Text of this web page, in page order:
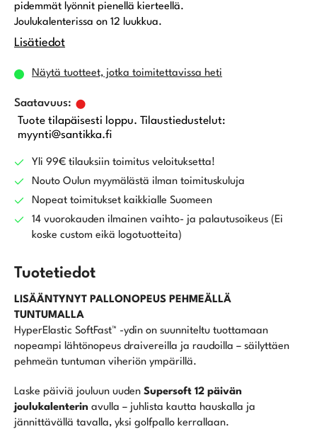
pidemmät lyönnit pienellä kierteellä.
Joulukalenterissa on 12 luukkua.
Lisätiedot
Näytä tuotteet, jotka toimitettavissa heti
Tuote tilapäisesti loppu. Tilaustiedustelut:
myynti@santikka.fi
Yli 99€ tilauksiin toimitus veloituksetta!
Nouto Oulun myymälästä ilman toimituskuluja
Nopeat toimitukset kaikkialle Suomeen
14 vuorokauden ilmainen vaihto- ja palautusoikeus (Ei
koske custom eikä logotuotteita)
Tuotetiedot
LISÄÄNTYNYT PALLONOPEUS PEHMEÄLLÄ
TUNTUMALLA
HyperElastic SoftFast™ -ydin on suunniteltu tuottamaan
nopeampi lähtönopeus draivereilla ja raudoilla – säilyttäen
pehmeän tuntuman viheriön ympärillä.
Laske päiviä jouluun uuden Supersoft 12 päivän
joulukalenterin avulla – juhlista kautta hauskalla ja
jännittävällä tavalla, yksi golfpallo kerrallaan.